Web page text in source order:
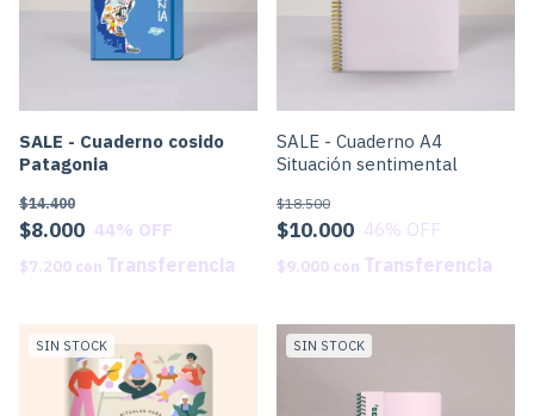
SALE - Cuaderno cosido
Patagonia
$8.000
$14.400
44% OFF
$7.200 con
SALE - Cuaderno A4
Situación sentimental
$10.000
$18.500
46% OFF
$9.000 con
SIN STOCK SIN STOCK